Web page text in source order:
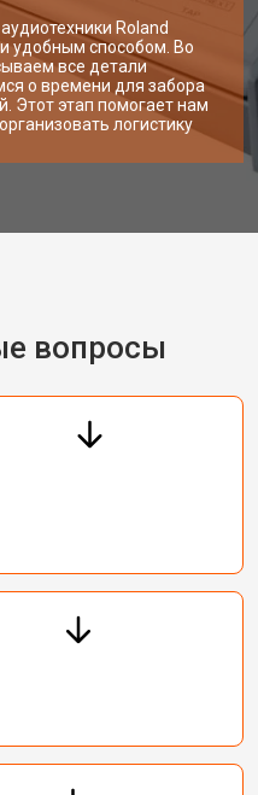
Roland
удобным способом. Во
все детали
о времени для забора
Этот этап помогает нам
логистику
вопросы